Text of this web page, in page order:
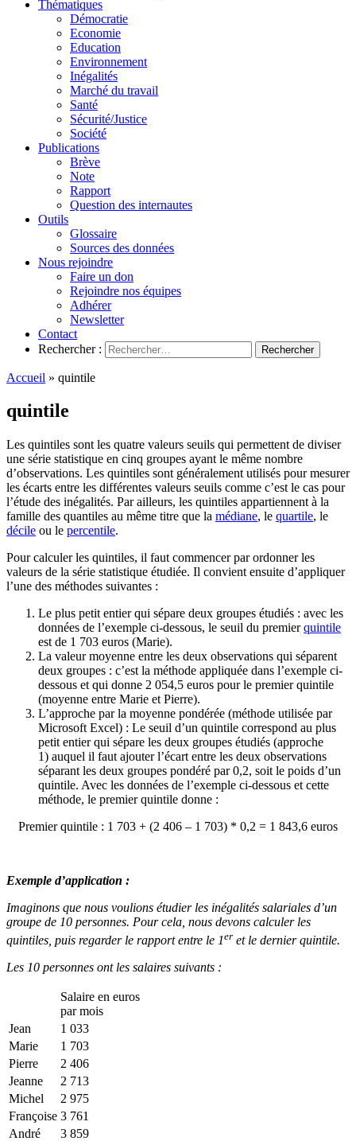
Thématiques
Démocratie
Economie
Education
Environnement
Inégalités
Marché du travail
Santé
Sécurité/Justice
Société
Publications
Brève
Note
Rapport
Question des internautes
Outils
Glossaire
Sources des données
Nous rejoindre
Faire un don
Rejoindre nos équipes
Adhérer
Newsletter
Contact
Rechercher :
Accueil » quintile
quintile
Les quintiles sont les quatre valeurs seuils qui permettent de diviser
une série statistique en cinq groupes ayant le même nombre
d’observations. Les quintiles sont généralement utilisés pour mesurer
les écarts entre les différentes valeurs seuils comme c’est le cas pour
l’étude des inégalités. Par ailleurs, les quintiles appartiennent à la
famille des quantiles au même titre que la médiane, le quartile, le
décile ou le percentile.
Pour calculer les quintiles, il faut commencer par ordonner les
valeurs de la série statistique étudiée. Il convient ensuite d’appliquer
l’une des méthodes suivantes :
Le plus petit entier qui sépare deux groupes étudiés : avec les
données de l’exemple ci-dessous, le seuil du premierquintile
est de 1 703 euros (Marie).
La valeur moyenne entre les deux observations qui séparent
deux groupes : c’est la méthode appliquée dans l’exemple ci-
dessous et qui donne 2 054,5 euros pour le premier quintile
(moyenne entre Marie et Pierre).
L’approche par la moyenne pondérée (méthode utilisée par
Microsoft Excel) : Le seuil d’un quintile correspond au plus
petit entier qui sépare les deux groupes étudiés (approche
1) auquel il faut ajouter l’écart entre les deux observations
séparant les deux groupes pondéré par 0,2, soit le poids d’un
quintile. Avec les données de l’exemple ci-dessous et cette
méthode, le premier quintile donne :
Premier quintile : 1 703 + (2 406 – 1 703) * 0,2 = 1 843,6 euros
Exemple d’application :
Imaginons que nous voulions étudier les inégalités salariales d’un
groupe de 10 personnes. Pour cela, nous devons calculer les
quintiles, puis regarder le rapport entre le 1er et le dernier quintile.
Les 10 personnes ont les salaires suivants :
Salaire en euros
par mois
Jean
1 033
Marie
1 703
Pierre
2 406
Jeanne
2 713
Michel
2 975
Françoise 3 761
André
3 859